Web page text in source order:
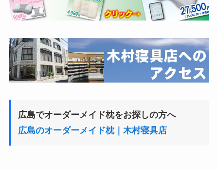
広島でオーダーメイド枕をお探しの方へ
広島のオーダーメイド枕｜木村寝具店